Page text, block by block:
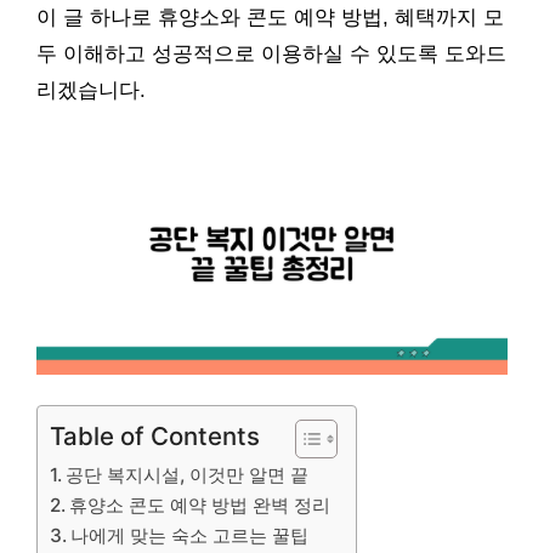
이 글 하나로 휴양소와 콘도 예약 방법, 혜택까지 모
두 이해하고 성공적으로 이용하실 수 있도록 도와드
리겠습니다.
Table of Contents
공단 복지시설, 이것만 알면 끝
휴양소 콘도 예약 방법 완벽 정리
나에게 맞는 숙소 고르는 꿀팁